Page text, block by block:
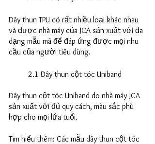
Dây thun TPU có rất nhiều loại khác nhau
và được nhà máy của JCA sản xuất với đa
dạng mẫu mã để đáp ứng được mọi nhu
cầu của người tiêu dùng.
	2.1 Dây thun cột tóc Uniband
Dây thun cột tóc Uniband do nhà máy JCA
sản xuất với đủ quy cách, màu sắc phù
hợp cho mọi lứa tuổi.
Tìm hiểu thêm: Các mẫu dây thun cột tóc